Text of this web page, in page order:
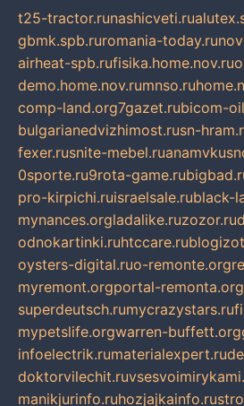
t25-tractor.runashicveti.ru
gbmk.spb.ruromania-today.ru
airheat-spb.rufisika.home.nov.ru
demo.home.nov.rumnso.ru
comp-land.org7gazet.rubicom-
bulgarianedvizhimost.rusn-
fexer.rusnite-mebel.ru
0sporte.ru9rota-game.ru
pro-kirpichi.ruisraelsale.rublack-
mynances.orgladalike.ruzozor.ru
odnokartinki.ruhtccare.ru
oysters-digital.ruo-remonte.org
myremont.orgportal-remonta.org
superdeutsch.rumycrazystars.ru
mypetslife.orgwarren-buffett.org
infoelectrik.rumaterialexpert.ru
doktorvilechit.ru
manikjurinfo.ruhozjajkainfo.ru